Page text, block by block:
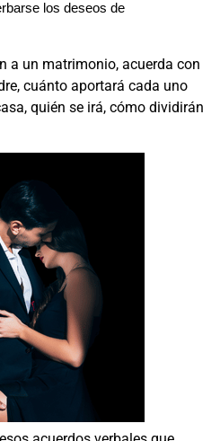
los deseos de
a un matrimonio, acuerda con
cuánto aportará cada uno
quién se irá, cómo dividirán